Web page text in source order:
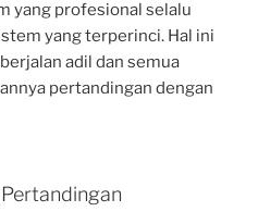
yang profesional selalu
yang terperinci. Hal ini
adil dan semua
pertandingan dengan